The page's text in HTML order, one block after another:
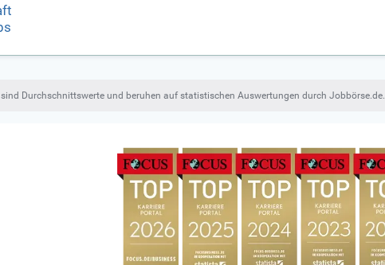
Durchschnittswerte und beruhen auf statistischen Auswertungen durch